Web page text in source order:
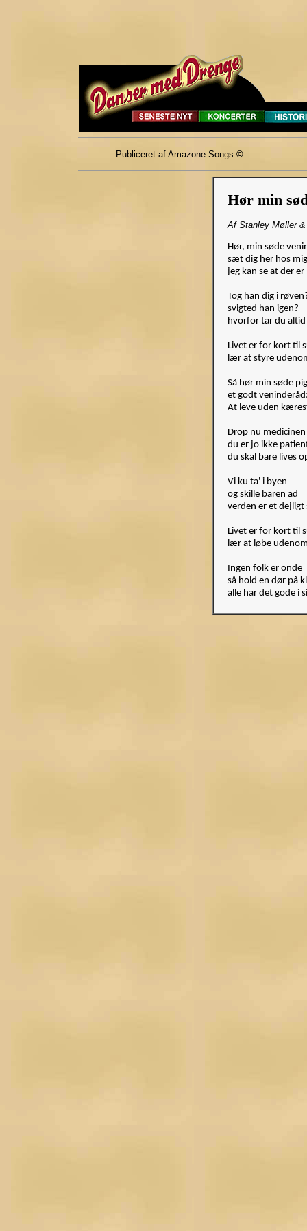
Publiceret af Amazone Songs ©
Hør min
Af Stanley Møller
Hør, min søde
sæt dig her hos mig
jeg kan se at der
Tog han dig i
svigted han igen?
hvorfor tar du
Livet er for kort til
lær at styre
Så hør min søde
et godt
At leve uden
Drop nu medicinen
du er jo ikke
du skal bare lives
Vi ku ta' i byen
og skille baren ad
verden er et
Livet er for kort til
lær at løbe
Ingen folk er onde
så hold en dør på
alle har det gode i